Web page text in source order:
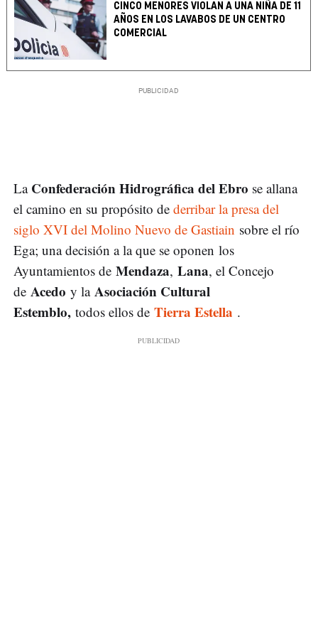
CINCO MENORES VIOLAN A UNA NIÑA DE 11
AÑOS EN LOS LAVABOS DE UN CENTRO
COMERCIAL
La Confederación Hidrográfica del Ebro se allana
el camino en su propósito de derribar la presa del
siglo XVI del Molino Nuevo de Gastiain sobre el río
Ega; una decisión a la que se oponen los
Ayuntamientos de Mendaza, Lana, el Concejo
de Acedo y la Asociación Cultural
Estemblo, todos ellos de Tierra Estella .